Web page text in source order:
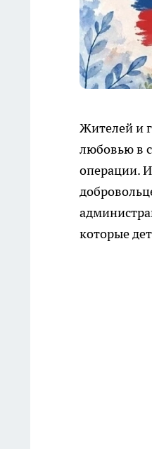
Жителей и
любовью в
операции.
которые